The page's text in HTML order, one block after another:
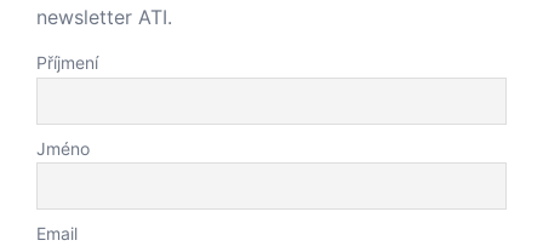
newsletter ATI.
Příjmení
Jméno
Email